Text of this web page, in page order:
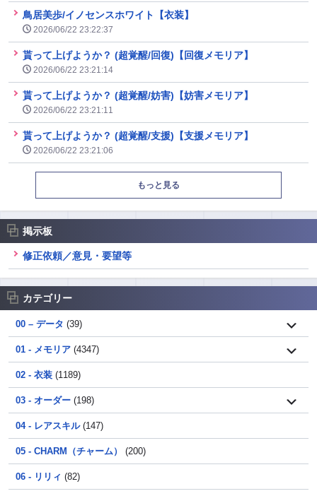
鳥居美歩/イノセンスホワイト【衣装】
2026/06/22 23:22:37
貰って上げようか？ (超覚醒/回復)【回復メモリア】
2026/06/22 23:21:14
貰って上げようか？ (超覚醒/妨害)【妨害メモリア】
2026/06/22 23:21:11
貰って上げようか？ (超覚醒/支援)【支援メモリア】
2026/06/22 23:21:06
もっと見る
掲示板
修正依頼／意見・要望等
カテゴリー
00 – データ (39)
01 - メモリア (4347)
02 - 衣装 (1189)
03 - オーダー (198)
04 - レアスキル(147)
05 - CHARM（チャーム） (200)
06 - リリィ (82)